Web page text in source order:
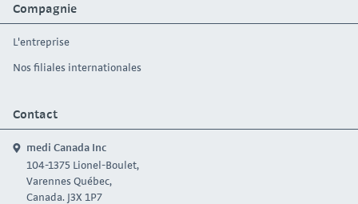
Compagnie
L'entreprise
Nos filiales internationales
Contact
medi Canada Inc
104-1375 Lionel-Boulet,
Varennes Québec,
Canada. J3X 1P7